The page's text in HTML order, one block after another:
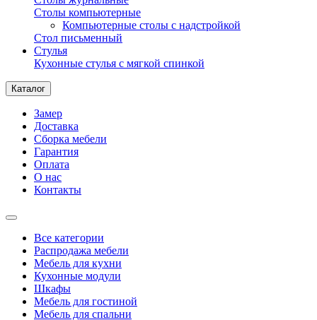
Столы компьютерные
Компьютерные столы с надстройкой
Стол письменный
Стулья
Кухонные стулья с мягкой спинкой
Каталог
Замер
Доставка
Сборка мебели
Гарантия
Оплата
О нас
Контакты
Все категории
Распродажа мебели
Мебель для кухни
Кухонные модули
Шкафы
Мебель для гостиной
Мебель для спальни